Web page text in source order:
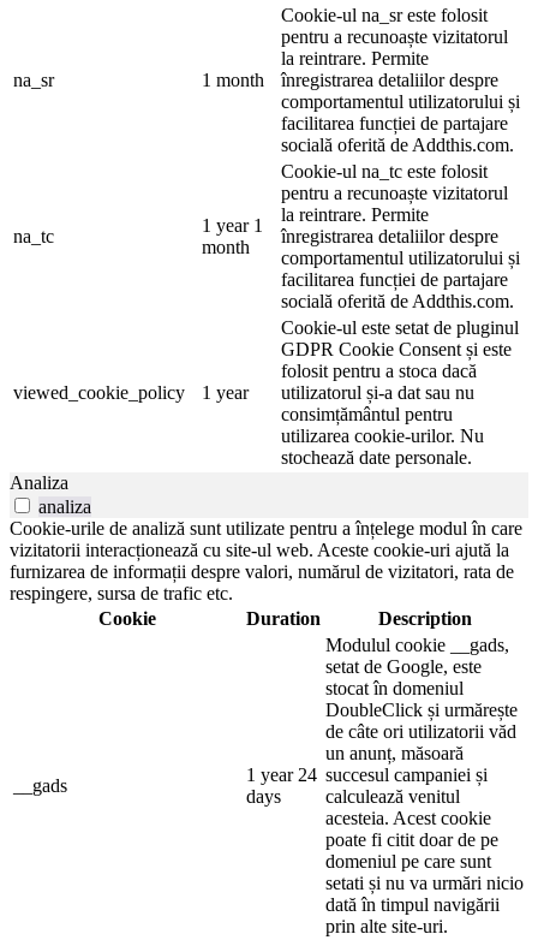
na_sr 1 month
Cookie-ul na_sr este folosit
pentru a recunoaște vizitatorul
la reintrare. Permite
înregistrarea detaliilor despre
comportamentul utilizatorului și
facilitarea funcției de partajare
socială oferită de Addthis.com.
na_tc
1 year 1
month
Cookie-ul na_tc este folosit
pentru a recunoaște vizitatorul
la reintrare. Permite
înregistrarea detaliilor despre
comportamentul utilizatorului și
facilitarea funcției de partajare
socială oferită de Addthis.com.
viewed_cookie_policy 1 year
Cookie-ul este setat de pluginul
GDPR Cookie Consent și este
folosit pentru a stoca dacă
utilizatorul și-a dat sau nu
consimțământul pentru
utilizarea cookie-urilor. Nu
stochează date personale.
Analiza
analiza
Cookie-urile de analiză sunt utilizate pentru a înțelege modul în care
vizitatorii interacționează cu site-ul web. Aceste cookie-uri ajută la
furnizarea de informații despre valori, numărul de vizitatori, rata de
respingere, sursa de trafic etc.
Cookie
Duration Description
__gads
1 year 24
days
Modulul cookie __gads,
setat de Google, este
stocat în domeniul
DoubleClick și urmărește
de câte ori utilizatorii văd
un anunț, măsoară
succesul campaniei și
calculează venitul
acesteia. Acest cookie
poate fi citit doar de pe
domeniul pe care sunt
setati și nu va urmări nicio
dată în timpul navigării
prin alte site-uri.